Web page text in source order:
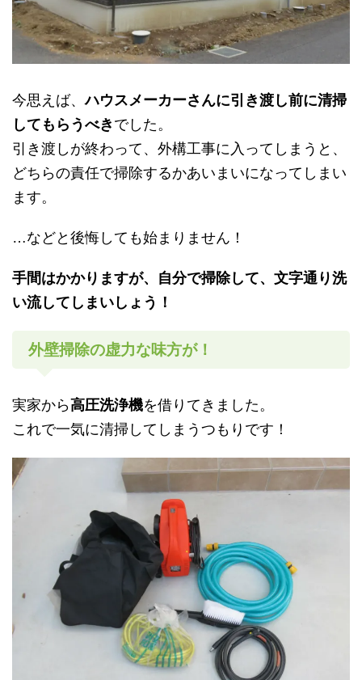
今思えば、ハウスメーカーさんに引き渡し前に清掃
してもらうべき でした。
引き渡しが終わって、外構工事に入ってしまうと、
どちらの責任で掃除するかあいまいになってしまい
ます。
…などと後悔しても始まりません！
手間はかかりますが、自分で掃除して、文字通り洗
い流してしまいしょう！
外壁掃除の虚力な味方が！
実家から高圧洗浄機を借りてきました。
これで一気に清掃してしまうつもりです！